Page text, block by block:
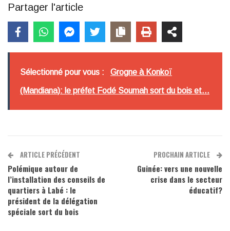
Partager l'article
Sélectionné pour vous : Grogne à Konkoï
(Mandiana): le préfet Fodé Soumah sort du bois et...
ARTICLE PRÉCÉDENT
Polémique autour de
l’installation des conseils de
quartiers à Labé : le
président de la délégation
spéciale sort du bois
PROCHAIN ARTICLE
Guinée: vers une nouvelle
crise dans le secteur
éducatif?